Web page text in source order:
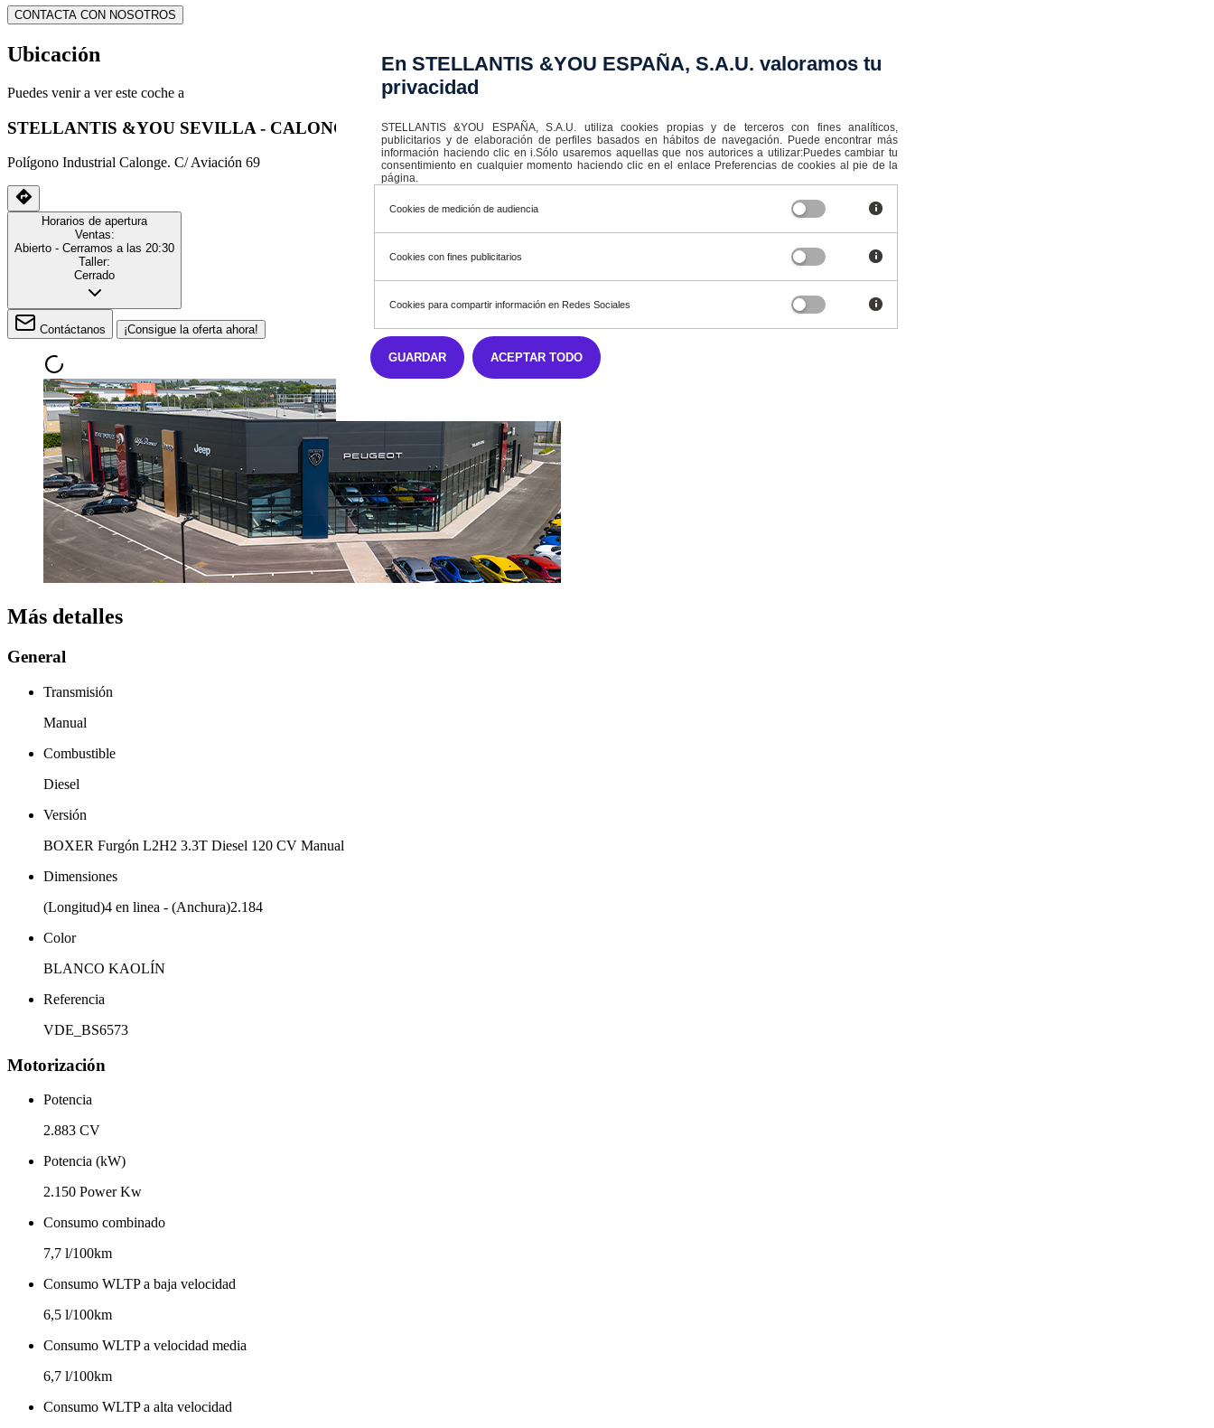
CONTACTA CON NOSOTROS
Ubicación
Puedes venir a ver este coche a
STELLANTIS &YOU SEVILLA - CALONGE
Polígono Industrial Calonge. C/ Aviación 69
Horarios de apertura
Ventas:
Abierto - Cerramos a las 20:30
Taller:
Cerrado
Contáctanos ¡Consigue la oferta ahora!
Más detalles
General
Transmisión
Manual
Combustible
Diesel
Versión
BOXER Furgón L2H2 3.3T Diesel 120 CV Manual
Dimensiones
(Longitud)4 en linea - (Anchura)2.184
Color
BLANCO KAOLÍN
Referencia
VDE_BS6573
Motorización
Potencia
2.883 CV
Potencia (kW)
2.150 Power Kw
Consumo combinado
7,7 l/100km
Consumo WLTP a baja velocidad
6,5 l/100km
Consumo WLTP a velocidad media
6,7 l/100km
Consumo WLTP a alta velocidad
En STELLANTIS &YOU ESPAÑA, S.A.U. valoramos tu
privacidad
STELLANTIS &YOU ESPAÑA, S.A.U. utiliza cookies propias y de terceros con fines analíticos,
publicitarios y de elaboración de perfiles basados en hábitos de navegación. Puede encontrar más
información haciendo clic en i.Sólo usaremos aquellas que nos autorices a utilizar:Puedes cambiar tu
consentimiento en cualquier momento haciendo clic en el enlace Preferencias de cookies al pie de la
página.
Cookies de medición de audiencia
Cookies con fines publicitarios
Cookies para compartir información en Redes Sociales
ACEPTAR TODO
GUARDAR